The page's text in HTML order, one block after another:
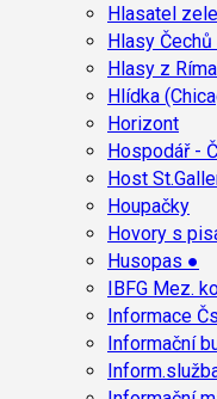
Hlasatel
Hlasy
Hlasy z
Hlídka
Horizont
Hospodář -
Host
Houpačky
Hovory s
Husopas ●
IBFG Mez.
Informace
Informační